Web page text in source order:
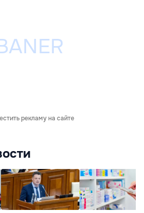
рекламу на сайте